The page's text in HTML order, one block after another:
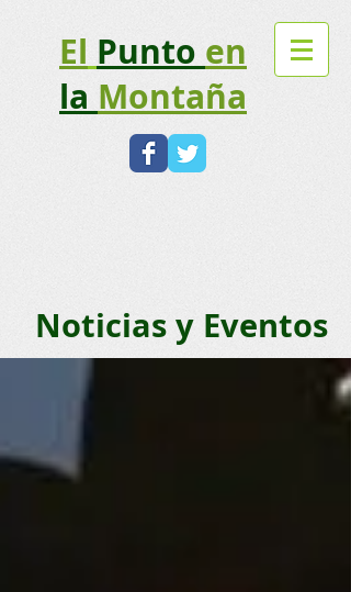
El Punto en
la Montaña​
Noticias y Eventos